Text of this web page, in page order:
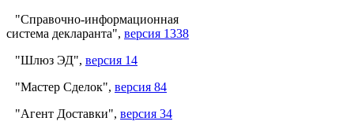
"Справочно-информационная
система декларанта", версия 1338
"Шлюз ЭД", версия 14
"Мастер Сделок", версия 84
"Агент Доставки", версия 34